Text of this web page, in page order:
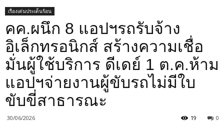
เรื่องเด่นประเด็นร้อน
คค.ผนึก 8 แอปฯรถรับจ้าง
อิเล็กทรอนิกส์ สร้างความเชื่อ
มั่นผู้ใช้บริการ ดีเดย์ 1 ต.ค.ห้าม
แอปฯจ่ายงานผู้ขับรถไม่มีใบ
ขับขี่สาธารณะ
30/06/2026 0
19